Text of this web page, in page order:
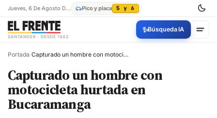
Jueves, 6 De Agosto De 2026 Pico y placa 5 y 6
SANTANDER · DESDE 1942
✨Búsqueda IA
Portada/ Capturado un hombre con motocicleta hurtada en Bucaramanga
Capturado un hombre con
motocicleta hurtada en
Bucaramanga